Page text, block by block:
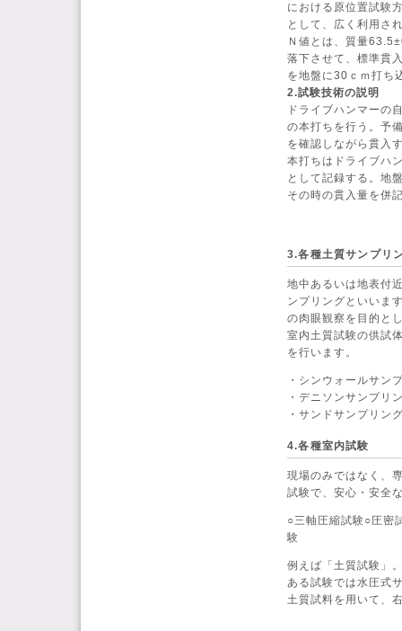
における原位置試験
として、広く利用さ
Ｎ値とは、質量
落下させて、標準貫
を地盤に30ｃｍ打ち
2.試験技術の説明
ドライブハンマーの
の本打ちを行う。予
を確認しながら貫入
本打ちはドライブハ
として記録する。地
その時の貫入量を併
3.各種土質サンプリ
地中あるいは地表付
ンプリングといいま
の肉眼観察を目的と
室内土質試験の供試
を行います。
・シンウォールサン
・デニソンサンプリ
・サンドサンプリ
4.各種室内試験
現場のみではなく、
試験で、安心・安全
○三軸圧縮試験○圧密
験
例えば「土質試験」
ある試験では水圧式
土質試料を用いて、